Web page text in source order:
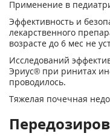
Применение в
Эффективность и
лекарственного
возрасте до 6 мес не
Исследований
Эриус® при ринитах
проводилось.
Тяжелая почечная